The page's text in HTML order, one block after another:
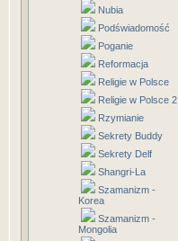
Nubia
Podświadomość
Poganie
Reformacja
Religie w Polsce
Religie w Polsce 2
Rzymianie
Sekrety Buddy
Sekrety Delf
Shangri-La
Szamanizm -
Korea
Szamanizm -
Mongolia